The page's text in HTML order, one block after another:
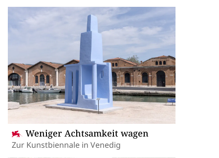
Weniger Achtsamkeit wagen
Zur Kunstbiennale in Venedig